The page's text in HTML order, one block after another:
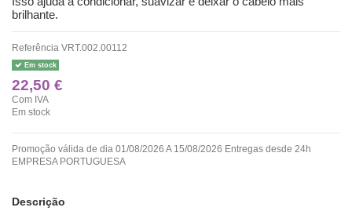
brilhante.
Referência VRT.002.00112
Em stock
22,50 €
Com IVA
Em stock
Promoção válida de dia 01/08/2026 A 15/08/2026 Entregas desde 24h
EMPRESA PORTUGUESA
Descrição